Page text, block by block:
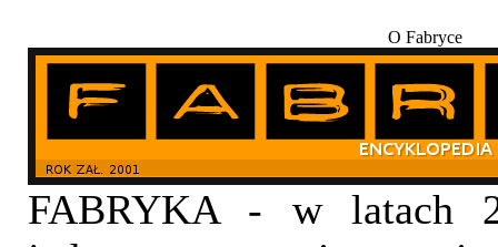
O Fabryce
FABRYKA - w latach